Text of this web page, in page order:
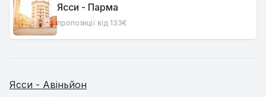
Ясси - Парма
пропозиції від 133€
Ясси - Авіньйон